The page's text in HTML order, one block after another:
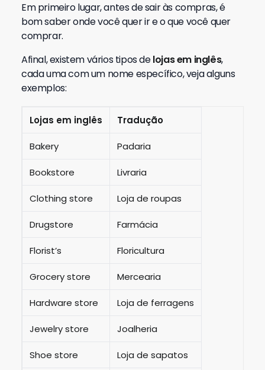
Em primeiro lugar, antes de sair às compras, é
bom saber onde você quer ir e o que você quer
comprar.
Afinal, existem vários tipos delojas em inglês,
cada uma com um nome específico, veja alguns
exemplos:
Lojas em inglês Tradução
Bakery Padaria
Bookstore Livraria
Clothing store Loja de roupas
Drugstore Farmácia
Florist’s Floricultura
Grocery store Mercearia
Hardware store Loja de ferragens
Jewelry store Joalheria
Shoe store Loja de sapatos